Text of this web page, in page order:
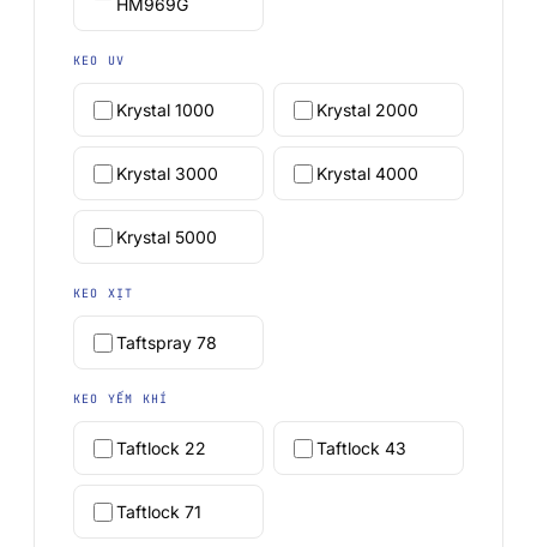
HM969G
KEO UV
Krystal 1000 Krystal 2000
Krystal 3000 Krystal 4000
Krystal 5000
KEO XỊT
Taftspray 78
KEO YẾM KHÍ
Taftlock 22 Taftlock 43
Taftlock 71